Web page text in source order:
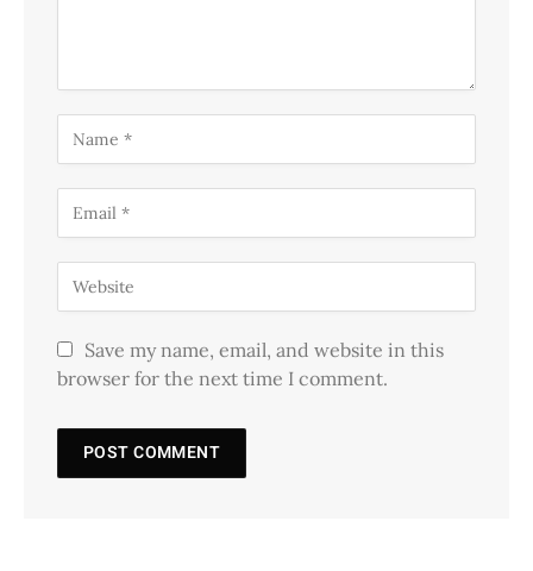
Save my name, email, and website in this
browser for the next time I comment.